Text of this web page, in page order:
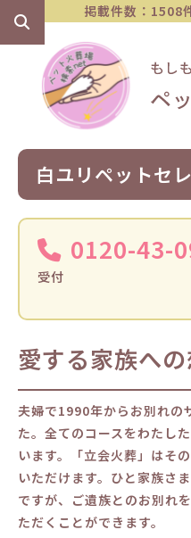
掲載件数：1508
白ユリペットセ
0120-43-
受付
愛する家族へ
夫婦で1990年からお別れの
た。全てのコースをわたし
います。「立会火葬」はそ
いただけます。ひと家族さ
ですが、ご遺族とのお別れ
ただくことができます。